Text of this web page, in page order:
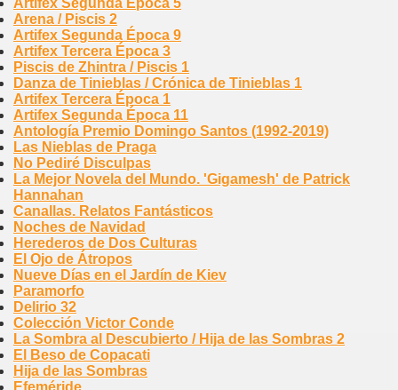
Arena / Piscis 2
Artifex Segunda Época 9
Artifex Tercera Época 3
Piscis de Zhintra / Piscis 1
Danza de Tinieblas / Crónica de Tinieblas 1
Artifex Tercera Época 1
Artifex Segunda Época 11
Antología Premio Domingo Santos (1992-2019)
Las Nieblas de Praga
No Pediré Disculpas
La Mejor Novela del Mundo. 'Gigamesh' de Patrick
Hannahan
Canallas. Relatos Fantásticos
Noches de Navidad
Herederos de Dos Culturas
El Ojo de Átropos
Nueve Días en el Jardín de Kiev
Paramorfo
Delirio 32
Colección Victor Conde
La Sombra al Descubierto / Hija de las Sombras 2
El Beso de Copacati
Hija de las Sombras
Efeméride